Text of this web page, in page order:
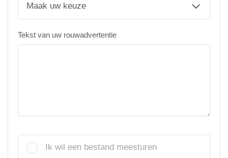
Tekst van uw rouwadvertentie
Ik wil een bestand meesturen